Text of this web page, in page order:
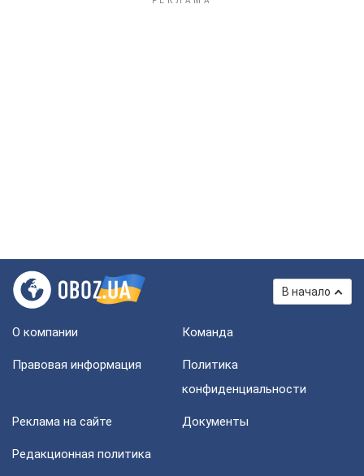
В начало
О компании Команда
Правовая информация
Политика
конфиденциальности
Реклама на сайте Документы
Редакционная политика